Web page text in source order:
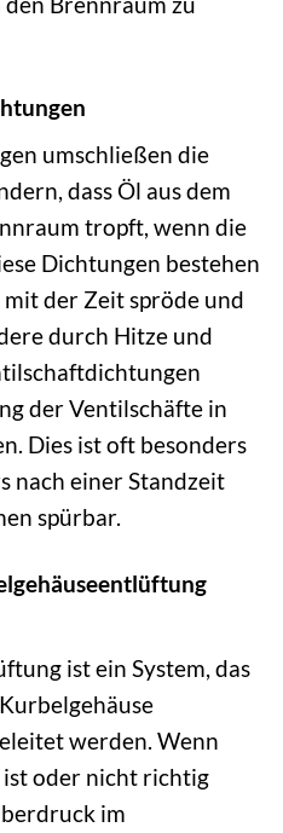
umschließen die
dass Öl aus dem
tropft, wenn die
Dichtungen bestehen
der Zeit spröde und
durch Hitze und
der Ventilschäfte in
Dies ist oft besonders
nach einer Standzeit
spürbar.
ist ein System, das
werden. Wenn
ist oder nicht richtig
im